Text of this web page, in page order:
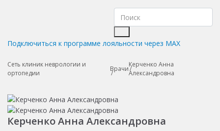
Подключиться к программе лояльности через MAX
Сеть клиник неврологии и
ортопедии
Врачи
Керченко Анна
Александровна
Керченко Анна Александровна